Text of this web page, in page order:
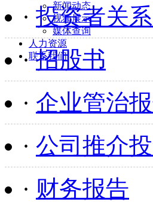
新闻动态
视频展示
媒体查询
人力资源
联系我们
· 投资者关
·招股书
· 企业管治
· 公司推介
· 财务报告